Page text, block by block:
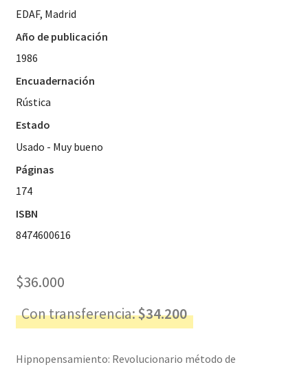
EDAF, Madrid
Año de publicación
1986
Encuadernación
Rústica
Estado
Usado - Muy bueno
Páginas
174
ISBN
8474600616
$36.000
Con transferencia:$34.200
Hipnopensamiento: Revolucionario método de